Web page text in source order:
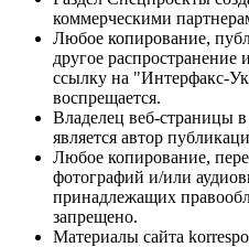
коммерческими
Любое копирование,
другое
ссылку на "Интерфакс-
воспрещается.
Владелец веб-страницы
является автор
Любое копирование,
фотографий и/или
принадлежащих
запрещено.
Материалы сайта